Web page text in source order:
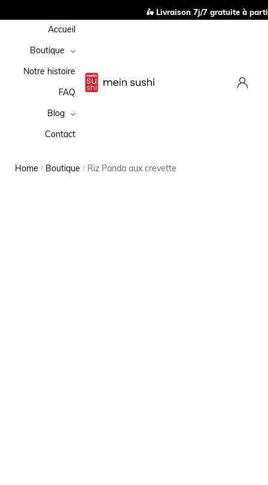
🛵 Livraison 7j/7 gratuite à partir
Accueil
Boutique
Notre histoire
FAQ
Blog
Contact
Home / Boutique / Riz Panda aux crevette